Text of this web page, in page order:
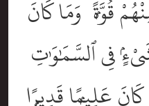
قُوَّةًۭ ۚ وَمَا كَانَ
فِى ٱلسَّمَٰوَٰتِ
عَلِيمًۭا قَدِيرًۭا